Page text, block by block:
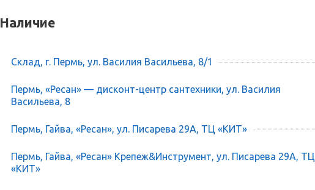
Наличие
Склад, г. Пермь, ул. Василия Васильева, 8/1
Пермь, «Ресан» — дисконт-центр сантехники, ул. Василия
Васильева, 8
Пермь, Гайва, «Ресан», ул. Писарева 29А, ТЦ «КИТ»
Пермь, Гайва, «Ресан» Крепеж&Инструмент, ул. Писарева 29А, ТЦ
«КИТ»